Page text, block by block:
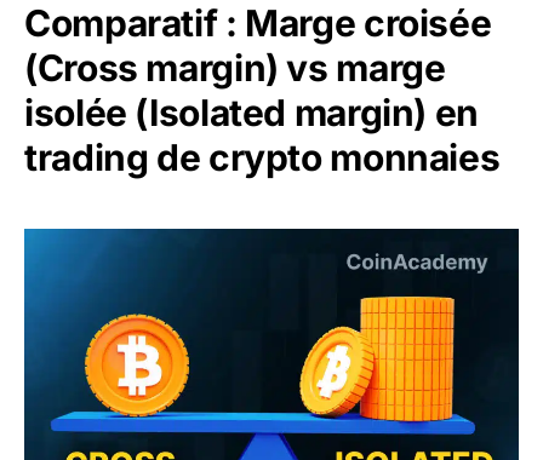
Comparatif : Marge croisée
(Cross margin) vs marge
isolée (Isolated margin) en
trading de crypto monnaies